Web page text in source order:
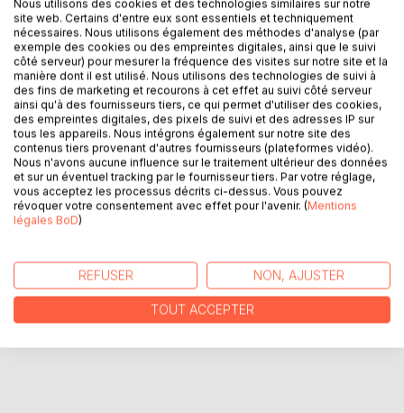
DESCRIPTION
Voici quelques textes dont le seul leitmotiv n'est autre que
la compréhension des relations aux proches.
AUTEUR(S)
CRITIQUES PRESSE
Nous utilisons des cookies et des technologies similaires sur notre
site web. Certains d'entre eux sont essentiels et techniquement
nécessaires. Nous utilisons également des méthodes d'analyse (par
exemple des cookies ou des empreintes digitales, ainsi que le suivi
côté serveur) pour mesurer la fréquence des visites sur notre site et la
manière dont il est utilisé. Nous utilisons des technologies de suivi à
des fins de marketing et recourons à cet effet au suivi côté serveur
ainsi qu'à des fournisseurs tiers, ce qui permet d'utiliser des cookies,
des empreintes digitales, des pixels de suivi et des adresses IP sur
tous les appareils. Nous intégrons également sur notre site des
contenus tiers provenant d'autres fournisseurs (plateformes vidéo).
Nous n'avons aucune influence sur le traitement ultérieur des données
et sur un éventuel tracking par le fournisseur tiers. Par votre réglage,
vous acceptez les processus décrits ci-dessus. Vous pouvez
révoquer votre consentement avec effet pour l'avenir. (Mentions
légales BoD)
REFUSER NON, AJUSTER
TOUT ACCEPTER